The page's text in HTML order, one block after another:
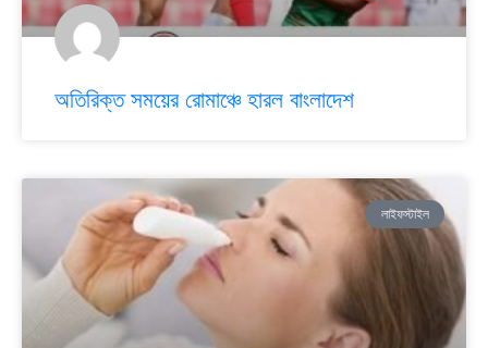
অতিরিক্ত সময়ের রোমাঞ্চে হারল বাংলাদেশ
লাইফস্টাইল